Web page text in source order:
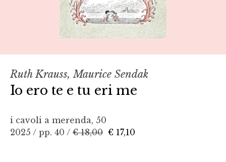
Ruth Krauss, Maurice Sendak
Io ero te e tu eri me
i cavoli a merenda, 50
2025 / pp. 40 / € 18,00 € 17,10